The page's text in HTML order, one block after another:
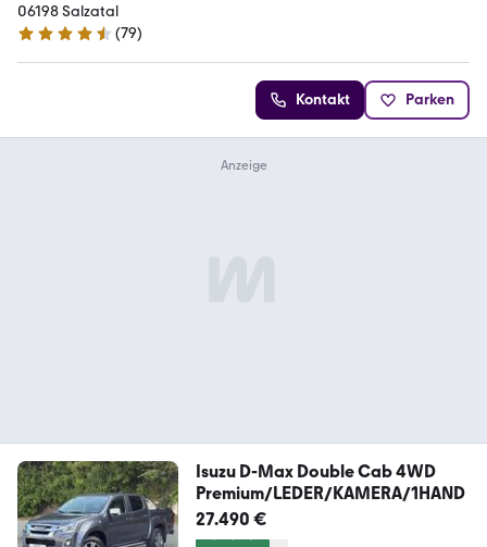
06198 Salzatal
4.3 Sterne
(79)
Kontakt Parken
Isuzu D-Max Double Cab 4WD
Premium/LEDER/KAMERA/1HAND
27.490 €